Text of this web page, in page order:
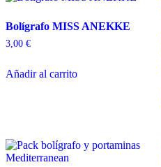
Bolígrafo MISS ANEKKE
3,00 €
Añadir al carrito